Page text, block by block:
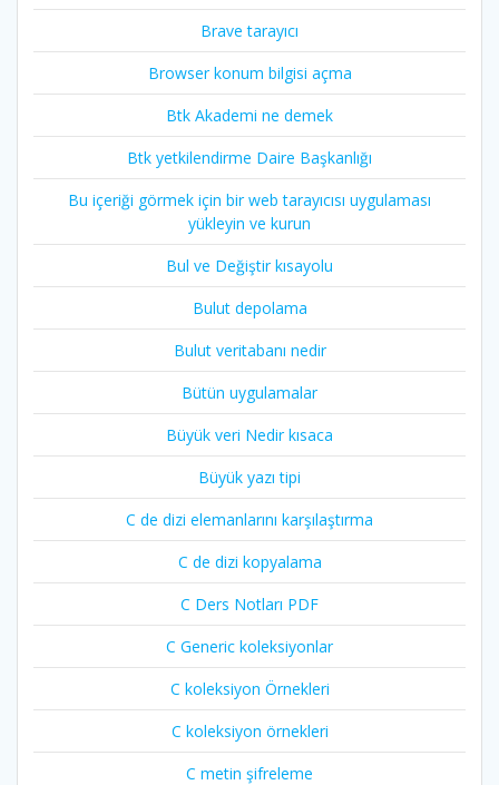
Brave tarayıcı
Browser konum bilgisi açma
Btk Akademi ne demek
Btk yetkilendirme Daire Başkanlığı
Bu içeriği görmek için bir web tarayıcısı uygulaması
yükleyin ve kurun
Bul ve Değiştir kısayolu
Bulut depolama
Bulut veritabanı nedir
Bütün uygulamalar
Büyük veri Nedir kısaca
Büyük yazı tipi
C de dizi elemanlarını karşılaştırma
C de dizi kopyalama
C Ders Notları PDF
C Generic koleksiyonlar
C koleksiyon Örnekleri
C koleksiyon örnekleri
C metin şifreleme